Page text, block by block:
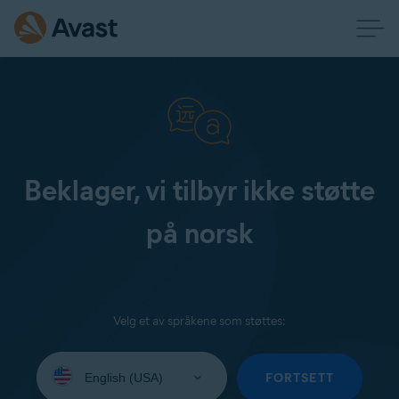
Beklager, vi tilbyr ikke støtte
på norsk
Velg et av språkene som støttes:
your
FORTSETT